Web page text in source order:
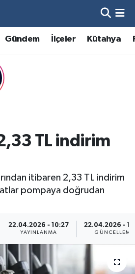
Gündem İlçeler Kütahya
TL indirim
itibaren 2,33 TL indirim
pompaya doğrudan
22.04.2026 - 10:27
YAYINLANMA
22.04.2026 -
GÜNCELLEME
ve Fikstür